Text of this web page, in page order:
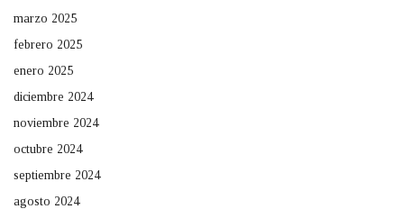
marzo 2025
febrero 2025
enero 2025
diciembre 2024
noviembre 2024
octubre 2024
septiembre 2024
agosto 2024